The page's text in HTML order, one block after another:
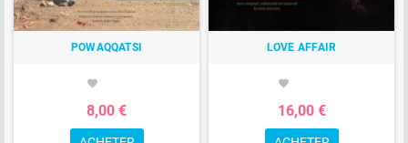
POWAQQATSI
favorite
8,00 €
LOVE AFFAIR
favorite
16,00 €